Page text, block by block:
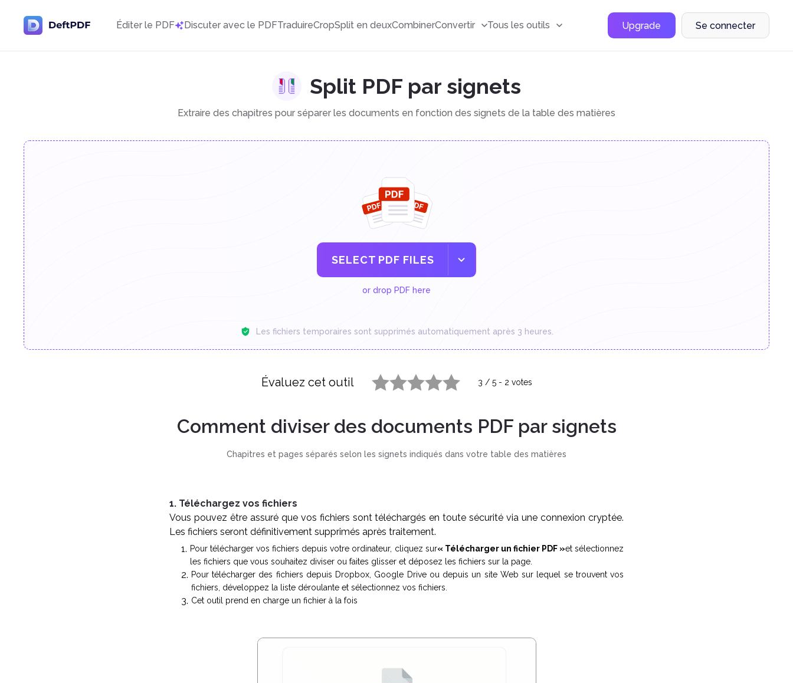
Éditer le PDF Discuter avec le PDFTraduireCropSplit en deuxCombinerConvertir Tous les outils Upgrade Se connecter
Split PDF par signets
Extraire des chapitres pour séparer les documents en fonction des signets de la table des matières
SELECT PDF FILES
or drop PDF here
Les fichiers temporaires sont supprimés automatiquement après 3 heures.
Évaluez cet outil 3 / 5- 2 votes
Comment diviser des documents PDF par signets
Chapitres et pages séparés selon les signets indiqués dans votre table des matières
1. Téléchargez vos fichiers
Vous pouvez être assuré que vos fichiers sont téléchargés en toute sécurité via une connexion cryptée.
Les fichiers seront définitivement supprimés après traitement.
Pour télécharger vos fichiers depuis votre ordinateur, cliquez sur« Télécharger un fichier PDF »et sélectionnez
les fichiers que vous souhaitez diviser ou faites glisser et déposez les fichiers sur la page.
Pour télécharger des fichiers depuis Dropbox, Google Drive ou depuis un site Web sur lequel se trouvent vos
fichiers, développez la liste déroulante et sélectionnez vos fichiers.
Cet outil prend en charge un fichier à la fois